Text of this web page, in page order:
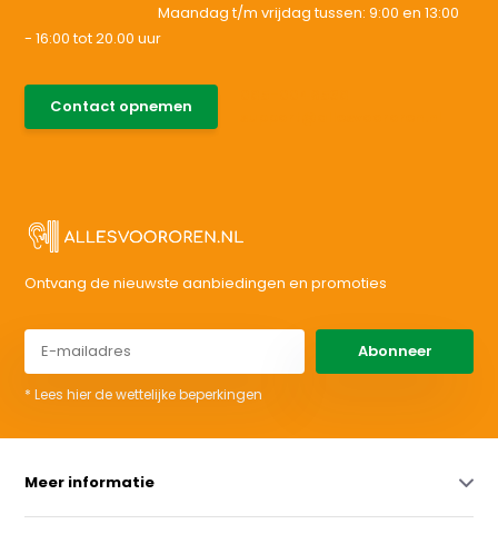
Maandag t/m vrijdag tussen: 9:00 en 13:00
- 16:00 tot 20.00 uur
Contact opnemen
Ontvang de nieuwste aanbiedingen en promoties
Abonneer
* Lees hier de wettelijke beperkingen
Meer informatie